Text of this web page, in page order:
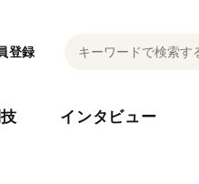
登録
インタビュー